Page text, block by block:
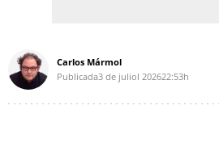
Carlos Mármol
Publicada3 de juliol 202622:53h